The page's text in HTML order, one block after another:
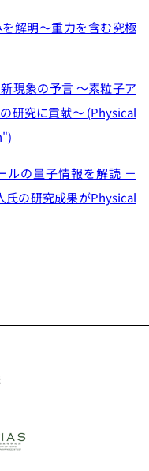
解明～重力を含む究極
現象の予言 〜素粒子ア
研究に貢献〜 (Physical
ルの量子情報を解読 －
氏の研究成果がPhysical